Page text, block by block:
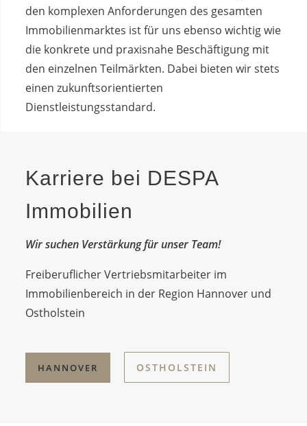
den komplexen Anforderungen des gesamten
Immobilienmarktes ist für uns ebenso wichtig wie
die konkrete und praxisnahe Beschäftigung mit
den einzelnen Teilmärkten. Dabei bieten wir stets
einen zukunftsorientierten
Dienstleistungsstandard.
Karriere bei DESPA
Immobilien
Wir suchen Verstärkung für unser Team!
Freiberuflicher Vertriebsmitarbeiter im
Immobilienbereich in der Region Hannover und
Ostholstein
HANNOVER OSTHOLSTEIN